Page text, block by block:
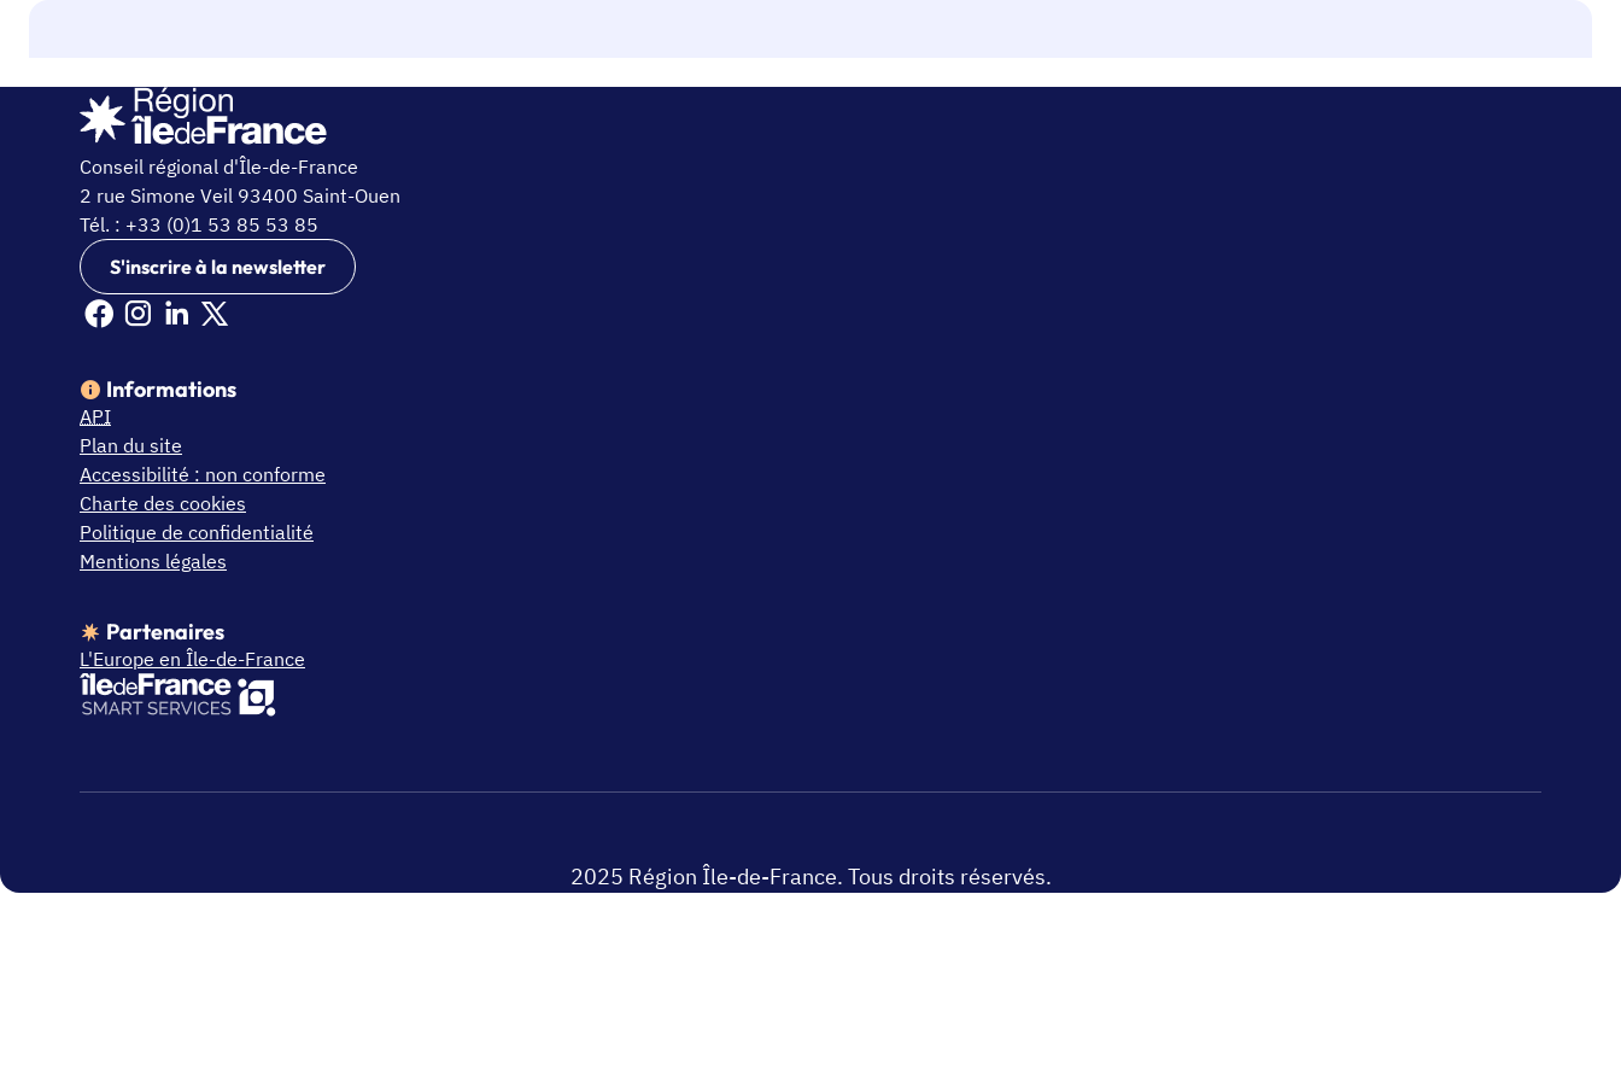
Conseil régional d'Île-de-France
2 rue Simone Veil 93400 Saint-Ouen
Tél. : +33 (0)1 53 85 53 85
S'inscrire à la newsletter
Facebook Ile de France (nouvelle fenêtre)
Instagram Ile de France (nouvelle fenêtre)
Linkedin Ile de France (nouvelle fenêtre)
X Ile de France (nouvelle fenêtre)
Informations
API
Plan du site
Accessibilité : non conforme
Charte des cookies
Politique de confidentialité
Mentions légales
Partenaires
L'Europe en Île-de-France
2025 Région Île-de-France. Tous droits réservés.